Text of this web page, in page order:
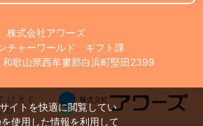
株式会社アワーズ
チャーワールド ギフト課
歌山県西牟婁郡白浜町堅田2399
イトを快適に閲覧してい
使用した情報を利用して